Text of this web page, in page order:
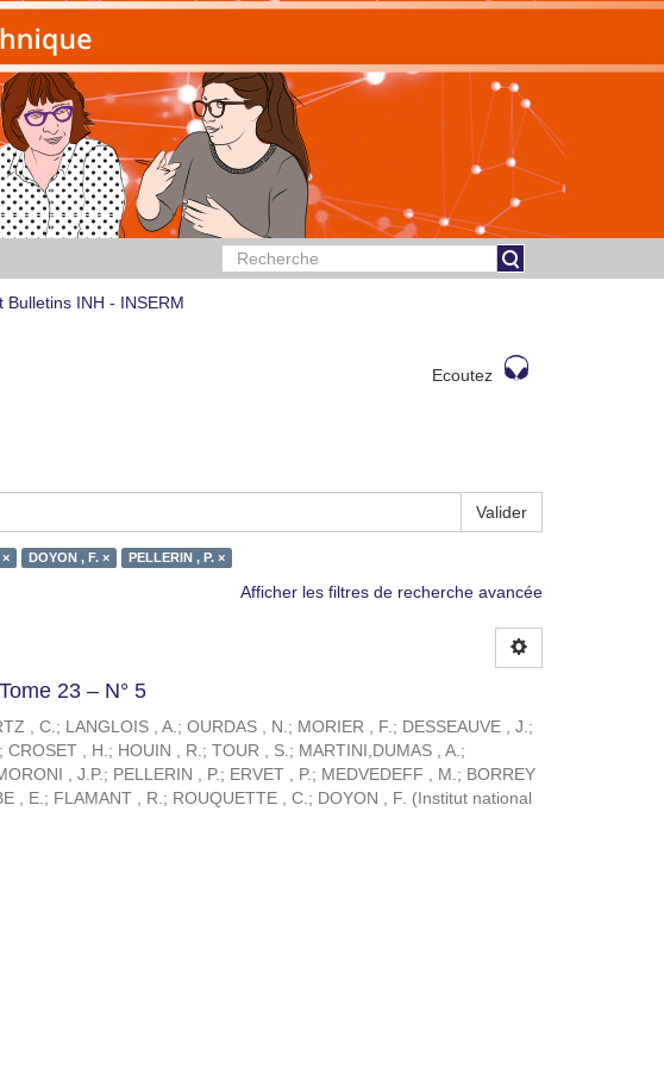
INH - INSERM
Ecoutez
Valider
× DOYON , F. × PELLERIN , P. ×
Afficher les filtres de recherche avancée
23 – N° 5
, C.; LANGLOIS , A.; OURDAS , N.; MORIER , F.; DESSEAUVE , J.;
; CROSET , H.; HOUIN , R.; TOUR , S.; MARTINI,DUMAS , A.;
, J.P.; PELLERIN , P.; ERVET , P.; MEDVEDEFF , M.; BORREY
, E.; FLAMANT , R.; ROUQUETTE , C.; DOYON , F. (Institut national